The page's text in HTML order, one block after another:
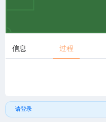
信息 过程
请登录